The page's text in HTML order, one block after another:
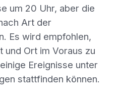
um 20 Uhr, aber die
Art der
Es wird empfohlen,
und Ort im Voraus zu
Ereignisse unter
stattfinden können.